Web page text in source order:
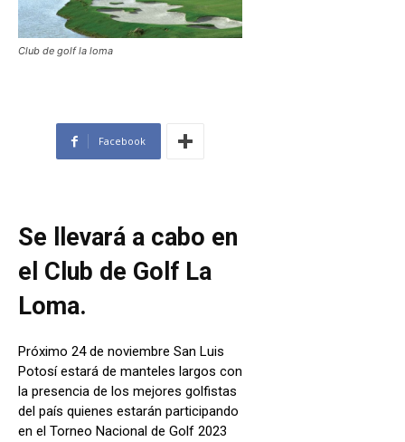
Club de golf la loma
Facebook
Se llevará a cabo en
el Club de Golf La
Loma.
Próximo 24 de noviembre San Luis
Potosí estará de manteles largos con
la presencia de los mejores golfistas
del país quienes estarán participando
en el Torneo Nacional de Golf 2023